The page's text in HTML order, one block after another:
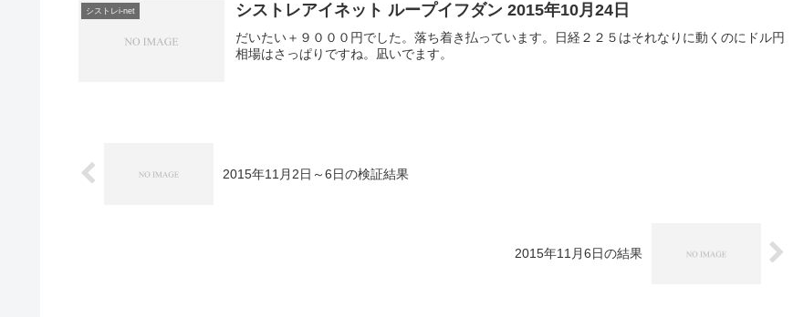
シストレi-net シストレアイネット ループイフダン 2015年10月24日
だいたい＋９０００円でした。落ち着き払っています。日経２２５はそれなりに動くのにドル円
相場はさっぱりですね。凪いでます。
2015年11月2日～6日の検証結果
2015年11月6日の結果